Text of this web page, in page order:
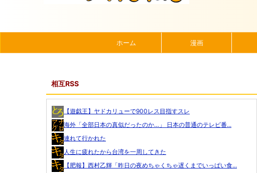
ホーム 漫画
相互RSS
【遊戯王】ヤドカリューで900レス目指すスレ
海外「全部日本の真似だったのか…」 日本の普通のテレビ番...
連れて行かれた
人生に疲れたから台湾を一周してきた
【肥報】西村乙輝「昨日の夜めちゃくちゃ遅くまでいっぱい食...